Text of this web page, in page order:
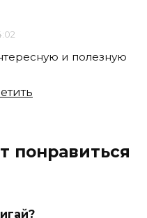
и полезную
понравиться